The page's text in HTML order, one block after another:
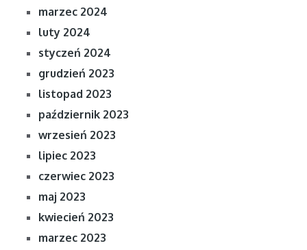
marzec 2024
luty 2024
styczeń 2024
grudzień 2023
listopad 2023
październik 2023
wrzesień 2023
lipiec 2023
czerwiec 2023
maj 2023
kwiecień 2023
marzec 2023